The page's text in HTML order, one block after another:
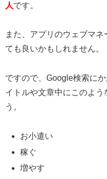
人です。
また、アプリのウェブマ
ても良いかもしれません。
ですので、Google検索に
イトルや文章中にこのよう
う。
お小遣い
稼ぐ
増やす